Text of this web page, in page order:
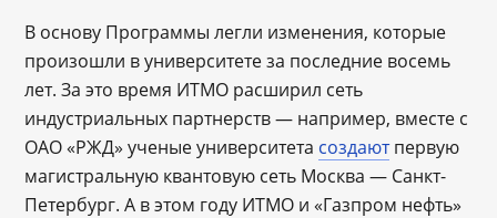
В основу Программы легли изменения, которые
произошли в университете за последние восемь
лет. За это время ИТМО расширил сеть
индустриальных партнерств ― например, вместе с
ОАО «РЖД» ученые университета создаютпервую
магистральную квантовую сеть Москва ― Санкт-
Петербург. А в этом году ИТМО и «Газпром нефть»